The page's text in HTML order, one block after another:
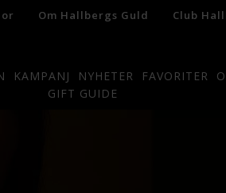
Om Hallbergs Guld Club
KAMPANJ NYHETER FAVORITER
GIFT GUIDE